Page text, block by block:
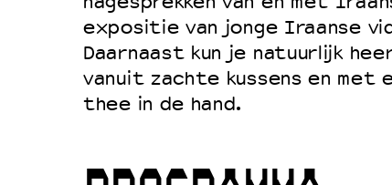
Word vriend
Historie
Partners
Huisregels
Integriteits- en gedragscode
expositie van jonge Iraanse
Daarnaast kun je natuurlijk
vanuit zachte kussens en met
thee in de hand.